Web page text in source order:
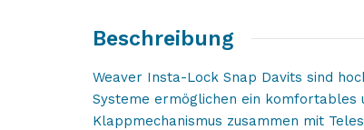
Beschreibung
Weaver Insta-Lock Snap Davits sind
Systeme ermöglichen ein komfortables
Klappmechanismus zusammen mit